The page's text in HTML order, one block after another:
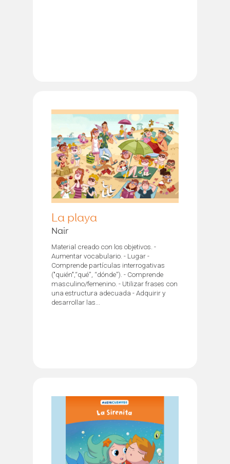
La playa
Nair
Material creado con los objetivos. -
Aumentar vocabulario. - Lugar -
Comprende partículas interrogativas
("quién",“qué”, “dónde”). - Comprende
masculino/femenino. - Utilizar frases con
una estructura adecuada - Adquirir y
desarrollar las...